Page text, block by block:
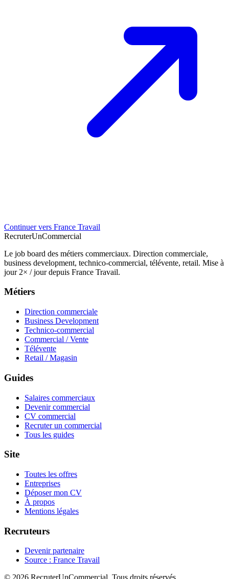
Continuer vers France Travail
RecruterUnCommercial
Le job board des métiers commerciaux. Direction commerciale,
business development, technico-commercial, télévente, retail. Mise à
jour 2× / jour depuis France Travail.
Métiers
Direction commerciale
Business Development
Technico-commercial
Commercial / Vente
Télévente
Retail / Magasin
Guides
Salaires commerciaux
Devenir commercial
CV commercial
Recruter un commercial
Tous les guides
Site
Toutes les offres
Entreprises
Déposer mon CV
À propos
Mentions légales
Recruteurs
Devenir partenaire
Source : France Travail